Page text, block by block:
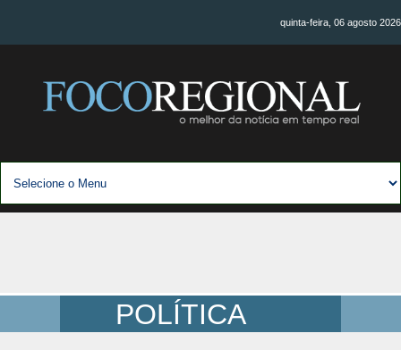
quinta-feira, 06 agosto 2026
POLÍTICA